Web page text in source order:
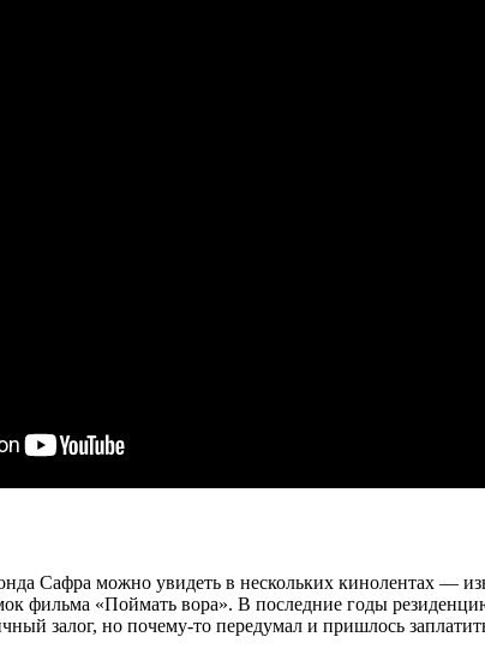
Сафра можно увидеть в нескольких кинолентах —
фильма «Поймать вора». В последние годы
залог, но почему-то передумал и пришлось